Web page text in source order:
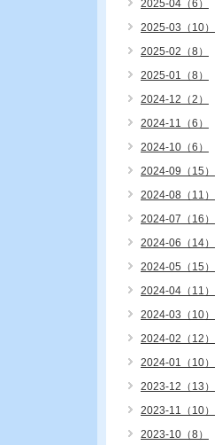
2025-04（6）
2025-03（10）
2025-02（8）
2025-01（8）
2024-12（2）
2024-11（6）
2024-10（6）
2024-09（15）
2024-08（11）
2024-07（16）
2024-06（14）
2024-05（15）
2024-04（11）
2024-03（10）
2024-02（12）
2024-01（10）
2023-12（13）
2023-11（10）
2023-10（8）